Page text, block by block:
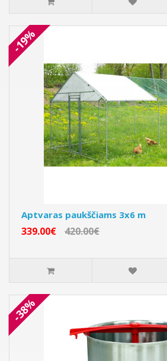
-19%
Aptvaras paukščiams 3x6 m
339.00€ 420.00€
-38%